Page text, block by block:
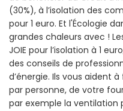
(30%), à l’isolation des
pour 1 euro. Et l'Écologie
grandes chaleurs avec !
JOIE pour l’isolation à 1
des conseils de
d’énergie. Ils vous aident
par personne, de votre
par exemple la ventilation